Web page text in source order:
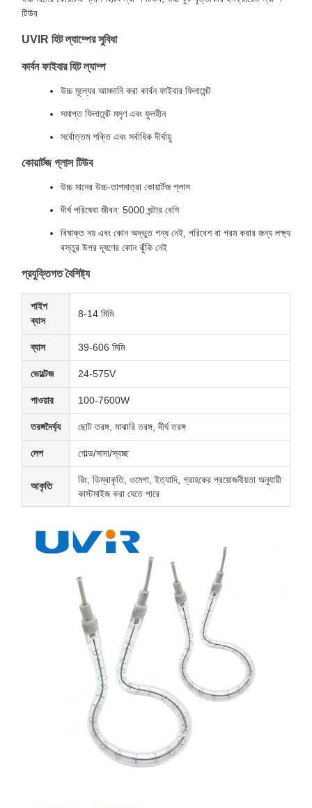
টিউব
UVIR হিট ল্যাম্পের সুবিধা
কার্বন ফাইবার হিট ল্যাম্প
উচ্চ মূল্যের আমদানি করা কার্বন ফাইবার ফিলামেন্ট
সমাপ্ত ফিলামেন্ট মসৃণ এবং ফুলহীন
সর্বোত্তম শক্তি এবং সর্বাধিক দীর্ঘায়ু
কোয়ার্টজ গ্লাস টিউব
উচ্চ মানের উচ্চ-তাপমাত্রা কোয়ার্টজ গ্লাস
দীর্ঘ পরিষেবা জীবন: 5000 ঘন্টার বেশি
বিষাক্ত নয় এবং কোন অদ্ভুত গন্ধ নেই, পরিবেশ বা গরম করার জন্য লক্ষ্য
বস্তুর উপর দূষণের কোন ঝুঁকি নেই
প্রযুক্তিগত বৈশিষ্ট্য
পাইপ
ব্যাস
8-14 মিমি
ব্যাস 39-606 মিমি
ভোল্টেজ 24-575V
পাওয়ার 100-7600W
তরঙ্গদৈর্ঘ্য ছোট তরঙ্গ, মাঝারি তরঙ্গ, দীর্ঘ তরঙ্গ
লেপ গোল্ড/সাদা/স্বচ্ছ
আকৃতি
রিং, ডিম্বাকৃতি, ওমেগা, ইত্যাদি, গ্রাহকের প্রয়োজনীয়তা অনুযায়ী
কাস্টমাইজ করা যেতে পারে